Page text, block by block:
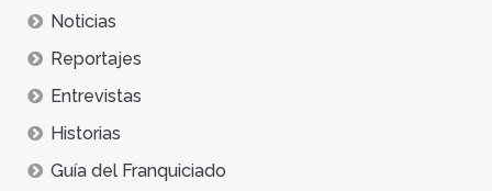
Noticias
Reportajes
Entrevistas
Historias
Guía del Franquiciado